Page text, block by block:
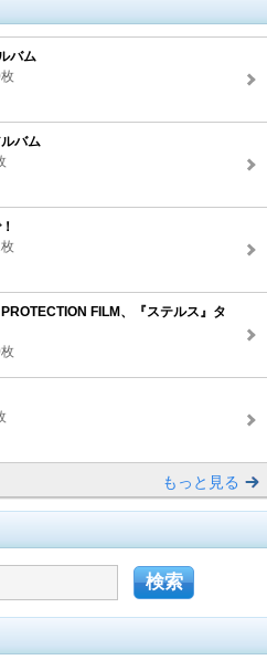
バム
バム
FILM、『ステルス』タ
もっと見る